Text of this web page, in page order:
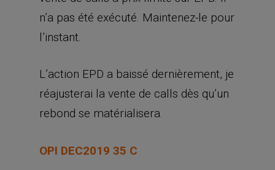
n’a pas été exécuté. Maintenez-le pour
l’instant.
L’action EPD a baissé dernièrement, je
réajusterai la vente de calls dès qu’un
rebond se matérialisera.
OPI DEC2019 35 C